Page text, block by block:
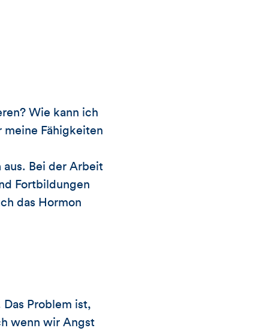
Wie kann ich
Fähigkeiten
Bei der Arbeit
Fortbildungen
das Hormon
Problem ist,
wenn wir Angst